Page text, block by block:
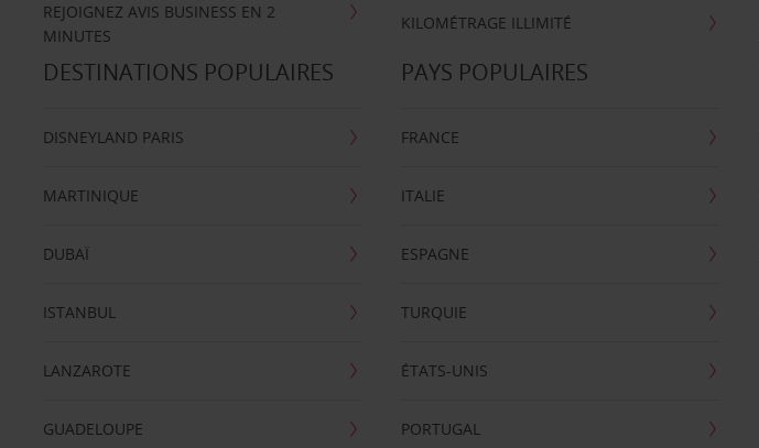
REJOIGNEZ AVIS BUSINESS EN 2
MINUTES
KILOMÉTRAGE ILLIMITÉ
DESTINATIONS POPULAIRES
DISNEYLAND PARIS
MARTINIQUE
DUBAÏ
ISTANBUL
LANZAROTE
GUADELOUPE
PAYS POPULAIRES
FRANCE
ITALIE
ESPAGNE
TURQUIE
ÉTATS-UNIS
PORTUGAL